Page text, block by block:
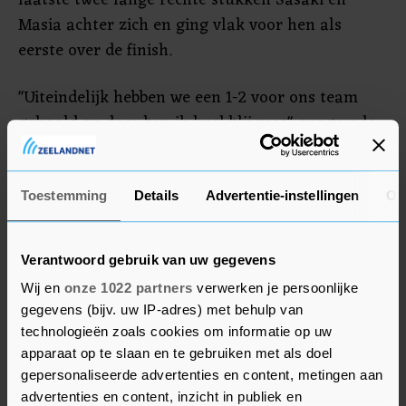
Toestemming Details Advertentie-instellingen
Verantwoord gebruik van uw gegevens
Wij en onze 1022 partners verwerken je persoonlijke
gegevens (bijv. uw IP-adres) met behulp van
technologieën zoals cookies om informatie op uw
apparaat op te slaan en te gebruiken met als doel
gepersonaliseerde advertenties en content, metingen aan
advertenties en content, inzicht in publiek en
Masia achter zich en ging vlak voor hen als
eerste over de finish.
"Uiteindelijk hebben we een 1-2 voor ons team
gehaald en daar ben ik heel blij mee", reageerde
Veijer die zijn hele team, de 'crewchief" de
dataman en de monteurs bedankte. "Ook dank
aan mijn sponsors en familie die me steunen. We
gaan kort genieten van dit geweldige moment en
maandag een dagje rust nemen. Dan is het op
naar Qatar waar komend weekend alweer de
volgende race op het programma staat. Ook daar
willen we er weer staan." Veijer zei bij Ziggo Sport
dat hij teamgenoot Sasaki waar hij kan wil
helpen om de wereldtitel te veroveren.